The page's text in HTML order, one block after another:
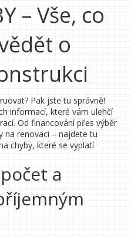
– Vše, co
o
Pak jste tu správně!
informací, které vám ulehčí
Od financování přes výběr
na renovaci – najdete tu
chyby, které se vyplatí
a